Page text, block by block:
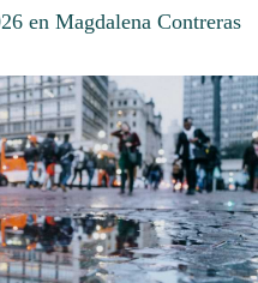
en Magdalena Contreras